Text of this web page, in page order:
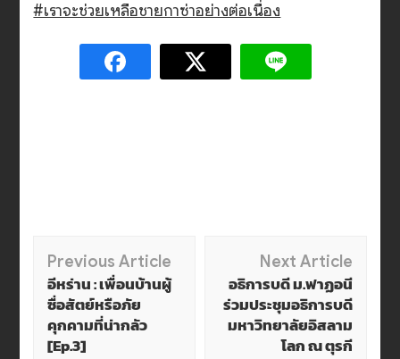
#เราจะช่วยเหลือชายกาซ่าอย่างต่อเนื่อง
Post
Navigation
Previous Article
อีหร่าน : เพื่อนบ้านผู้
ซื่อสัตย์หรือภัย
คุกคามที่น่ากลัว
[Ep.3]
Next Article
อธิการบดี ม.ฟาฏอนี
ร่วมประชุมอธิการบดี
มหาวิทยาลัยอิสลาม
โลก ณ ตุรกี